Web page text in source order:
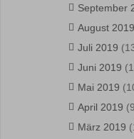
September
August 2019
Juli 2019
Juni 2019
Mai 2019
April 2019
März 2019